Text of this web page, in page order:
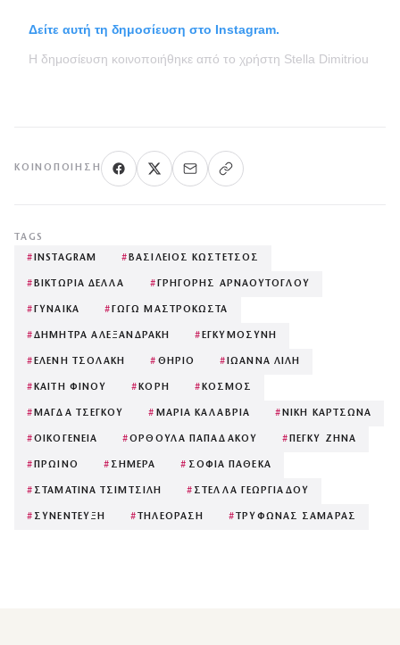
Δείτε αυτή τη δημοσίευση στο Instagram.
Η δημοσίευση κοινοποιήθηκε από το χρήστη Stella Dimitriou
ΚΟΙΝΟΠΟΊΗΣΗ
TAGS
# INSTAGRAM # ΒΑΣΙΛΕΙΟΣ ΚΩΣΤΕΤΣΟΣ
# ΒΙΚΤΩΡΙΑ ΔΕΛΛΑ # ΓΡΗΓΟΡΗΣ ΑΡΝΑΟΥΤΟΓΛΟΥ
# ΓΥΝΑΙΚΑ # ΓΩΓΩ ΜΑΣΤΡΟΚΩΣΤΑ
#ΔΗΜΗΤΡΑ ΑΛΕΞΑΝΔΡΑΚΗ # ΕΓΚΥΜΟΣΥΝΗ
# ΕΛΕΝΗ ΤΣΟΛΑΚΗ # ΘΗΡΙΟ # ΙΩΑΝΝΑ ΛΙΛΗ
# ΚΑΙΤΗ ΦΙΝΟΥ # ΚΟΡΗ # ΚΟΣΜΟΣ
# ΜΑΓΔΑ ΤΣΕΓΚΟΥ # ΜΑΡΙΑ ΚΑΛΑΒΡΙΑ # ΝΙΚΗ ΚΑΡΤΣΩΝΑ
#ΟΙΚΟΓΕΝΕΙΑ #ΟΡΘΟΥΛΑ ΠΑΠΑΔΑΚΟΥ # ΠΕΓΚΥ ΖΗΝΑ
# ΠΡΩΙΝΟ # ΣΗΜΕΡΑ # ΣΟΦΙΑ ΠΑΘΕΚΑ
# ΣΤΑΜΑΤΙΝΑ ΤΣΙΜΤΣΙΛΗ # ΣΤΕΛΛΑ ΓΕΩΡΓΙΑΔΟΥ
# ΣΥΝΕΝΤΕΥΞΗ # ΤΗΛΕΟΡΑΣΗ # ΤΡΥΦΩΝΑΣ ΣΑΜΑΡΑΣ